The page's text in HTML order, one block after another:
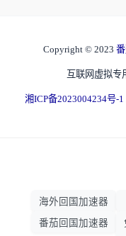
Copyright © 2023
互联网虚拟专
湘ICP备2023004234号-1
海外回国加速器
番茄回国加速器